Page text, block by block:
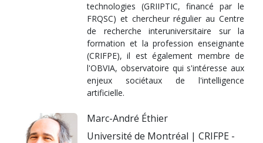
technologies (GRIIPTIC, financé par le
FRQSC) et chercheur régulier au Centre
de recherche interuniversitaire sur la
formation et la profession enseignante
(CRIFPE), il est également membre de
l'OBVIA, observatoire qui s'intéresse aux
enjeux sociétaux de l'intelligence
artificielle.
Marc-André Éthier
Université de Montréal | CRIFPE -